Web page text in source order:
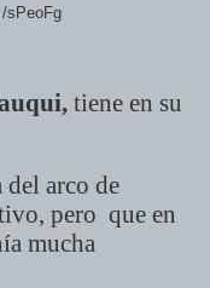
/sPeoFg
tiene en su
del arco de
pero que en
mucha